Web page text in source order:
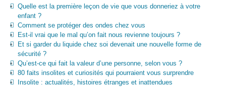
Quelle est la première leçon de vie que vous donneriez à votre
enfant ?
Comment se protéger des ondes chez vous
Est-il vrai que le mal qu’on fait nous revienne toujours ?
Et si garder du liquide chez soi devenait une nouvelle forme de
sécurité ?
Qu’est-ce qui fait la valeur d’une personne, selon vous ?
80 faits insolites et curiosités qui pourraient vous surprendre
Insolite : actualités, histoires étranges et inattendues